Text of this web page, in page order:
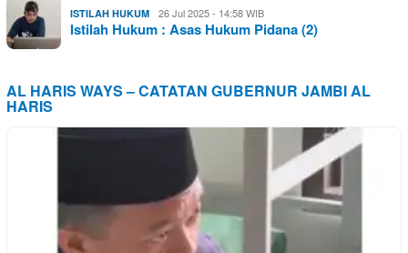
ISTILAH HUKUM 26 Jul 2025 - 14:58 WIB
Istilah Hukum : Asas Hukum Pidana (2)
AL HARIS WAYS – CATATAN GUBERNUR JAMBI AL
HARIS